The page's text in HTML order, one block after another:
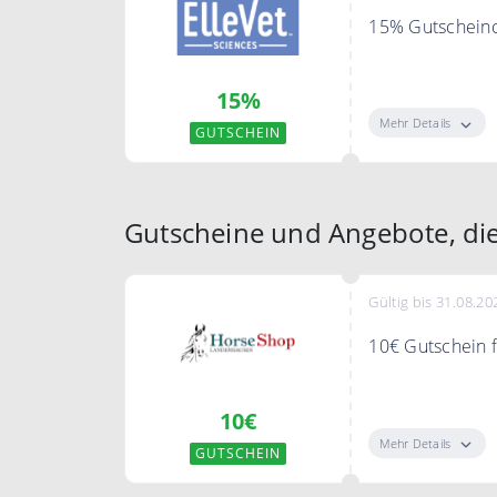
15%
GUTSCHEIN
15%
Mehr Details
Gutscheine und Angebote,
10€
GUTSCHEIN
Gültig bis
10€ Gutschein
Rabatten und
bekommst du
Mehr Details